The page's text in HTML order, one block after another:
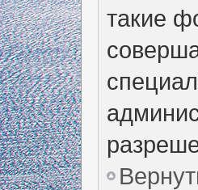
такие